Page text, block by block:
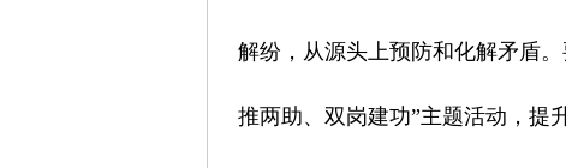
解纷，从源头上预防和化解矛盾
推两助、双岗建功”主题活动，提